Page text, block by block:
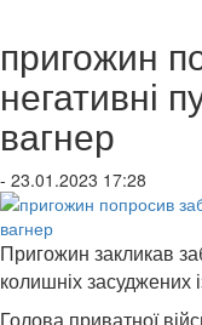
пригожин
негативні
вагнер
- 23.01.2023 17:28
Пригожин закликав
колишніх засуджених